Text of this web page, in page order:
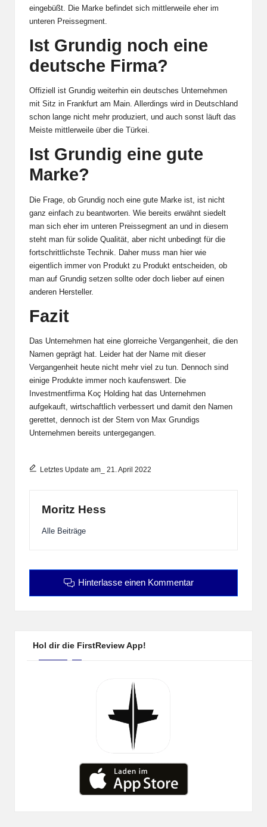
eingebüßt. Die Marke befindet sich mittlerweile eher im
unteren Preissegment.
Ist Grundig noch eine
deutsche Firma?
Offiziell ist Grundig weiterhin ein deutsches Unternehmen
mit Sitz in Frankfurt am Main. Allerdings wird in Deutschland
schon lange nicht mehr produziert, und auch sonst läuft das
Meiste mittlerweile über die Türkei.
Ist Grundig eine gute
Marke?
Die Frage, ob Grundig noch eine gute Marke ist, ist nicht
ganz einfach zu beantworten. Wie bereits erwähnt siedelt
man sich eher im unteren Preissegment an und in diesem
steht man für solide Qualität, aber nicht unbedingt für die
fortschrittlichste Technik. Daher muss man hier wie
eigentlich immer von Produkt zu Produkt entscheiden, ob
man auf Grundig setzen sollte oder doch lieber auf einen
anderen Hersteller.
Fazit
Das Unternehmen hat eine glorreiche Vergangenheit, die den
Namen geprägt hat. Leider hat der Name mit dieser
Vergangenheit heute nicht mehr viel zu tun. Dennoch sind
einige Produkte immer noch kaufenswert. Die
Investmentfirma Koç Holding hat das Unternehmen
aufgekauft, wirtschaftlich verbessert und damit den Namen
gerettet, dennoch ist der Stern von Max Grundigs
Unternehmen bereits untergegangen.
Letztes Update am_ 21. April 2022
Moritz Hess
Alle Beiträge
Hinterlasse einen Kommentar
Hol dir die FirstReview App!